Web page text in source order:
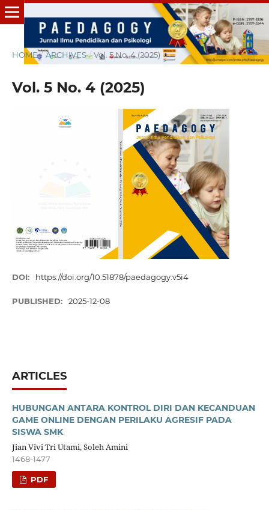
HOME / ARCHIVES / Vol. 5 No. 4 (2025)
Vol. 5 No. 4 (2025)
DOI: https://doi.org/10.51878/paedagogy.v5i4
PUBLISHED: 2025-12-08
ARTICLES
HUBUNGAN ANTARA KONTROL DIRI DAN KECANDUAN
GAME ONLINE DENGAN PERILAKU AGRESIF PADA
SISWA SMK
Jian Vivi Tri Utami, Soleh Amini
1468-1477
PDF